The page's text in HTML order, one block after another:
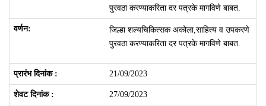
पुरवठा करण्याकरिता दर पत्रके मागविणे बाबत.
जिल्हा शल्यचिकित्सक अकोला,साहित्य व उपकरणे
पुरवठा करण्याकरिता दर पत्रके मागविणे बाबत.
21/09/2023
27/09/2023